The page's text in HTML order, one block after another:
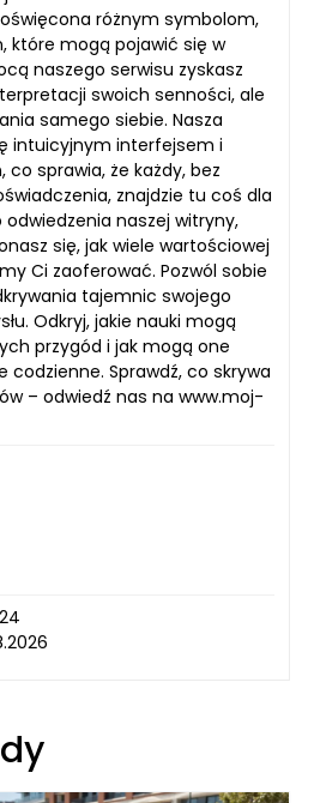
różnym symbolom,
które mogą pojawić się w
naszego serwisu zyskasz
swoich senności, ale
samego siebie. Nasza
intuicyjnym interfejsem i
sprawia, że każdy, bez
znajdzie tu coś dla
naszej witryny,
się, jak wiele wartościowej
Ci zaoferować. Pozwól sobie
tajemnic swojego
Odkryj, jakie nauki mogą
przygód i jak mogą one
codzienne. Sprawdź, co skrywa
– odwiedź nas na www.moj-